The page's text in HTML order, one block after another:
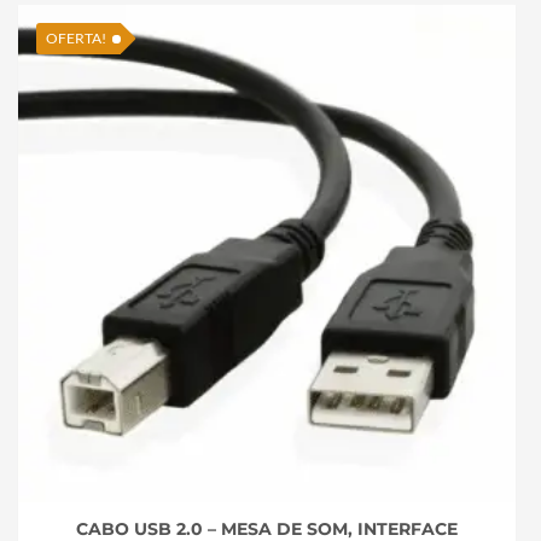
OFERTA!
CABO USB 2.0 – MESA DE SOM, INTERFACE